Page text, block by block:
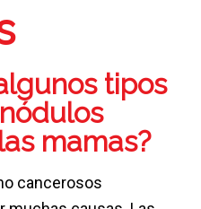
tipos
mamas?
cancerosos